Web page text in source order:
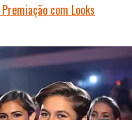
com Looks